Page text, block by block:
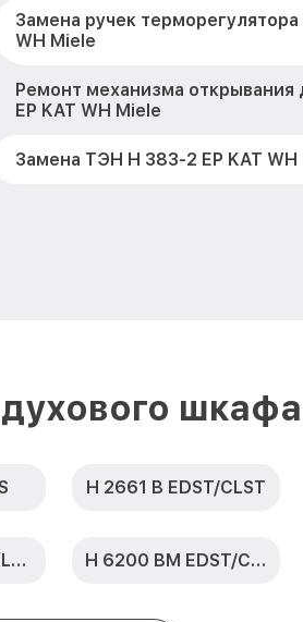
Замена ручек терморегулятора
WH Miele
Ремонт механизма открывания
EP KAT WH Miele
Замена ТЭН H 383-2 EP KAT WH
Замена термодатчика H 383-2
H 2661 B EDST/CLST
H 6200 B EDST/CLST H 6200 BM EDST/CLST